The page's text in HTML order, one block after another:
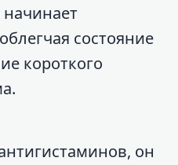
состояние
короткого
он